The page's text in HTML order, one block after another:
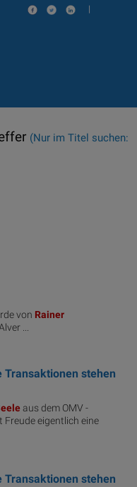
|
(Nur im Titel suchen:
von Rainer
...
Transaktionen stehen
aus dem OMV -
Freude eigentlich eine
Transaktionen stehen